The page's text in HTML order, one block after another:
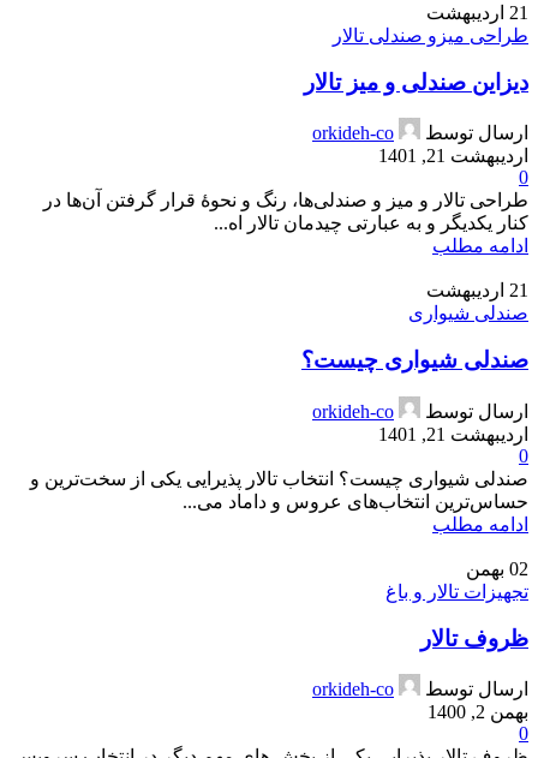
21 اردیبهشت
طراحی میزو صندلی تالار
دیزاین صندلی و میز تالار
ارسال توسط
orkideh-co
اردیبهشت 21, 1401
0
طراحی تالار و میز و صندلی‌ها، رنگ و نحوۀ قرار گرفتن آن‌ها در
کنار یکدیگر و به عبارتی چیدمان تالار اه...
ادامه مطلب
21 اردیبهشت
صندلی شیواری
صندلی شیواری چیست؟
ارسال توسط
orkideh-co
اردیبهشت 21, 1401
0
صندلی شیواری چیست؟ انتخاب تالار پذیرایی یکی از سخت‌ترین و
حساس‌ترین انتخاب‌های عروس و داماد می‌...
ادامه مطلب
02 بهمن
تجهیزات تالار و باغ
ظروف تالار
ارسال توسط
orkideh-co
بهمن 2, 1400
0